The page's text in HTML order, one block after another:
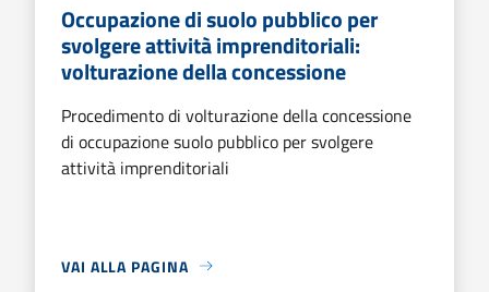
Occupazione di suolo pubblico per
svolgere attività imprenditoriali:
volturazione della concessione
Procedimento di volturazione della concessione
di occupazione suolo pubblico per svolgere
attività imprenditoriali
VAI ALLA PAGINA